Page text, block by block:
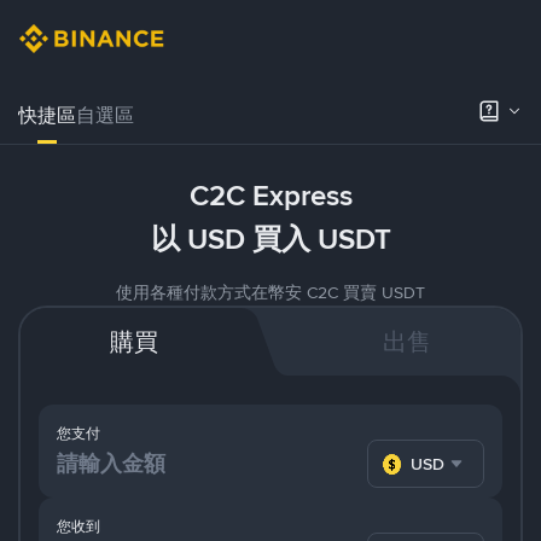
快捷區自選區
C2C Express
以 USD 買入 USDT
使用各種付款方式在幣安 C2C 買賣 USDT
購買 出售
您支付
USD
您收到